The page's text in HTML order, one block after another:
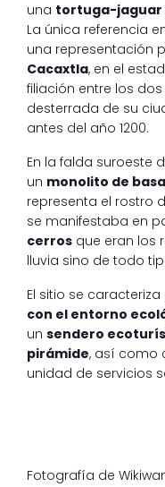
una tortuga-jaguar
La única referencia
una representación
Cacaxtla, en el
filiación entre los
desterrada de su
antes del año 1200.
En la falda suroeste
un monolito de
representa el rostro
se manifestaba en
cerros que eran los
lluvia sino de todo
El sitio se
con el entorno
un sendero
pirámide, así como
unidad de servicios
Fotografía de